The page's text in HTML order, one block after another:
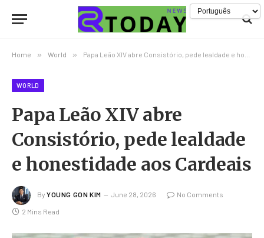
Home » World » Papa Leão XIV abre Consistório, pede lealdade e honestidade aos Cardeais
WORLD
Papa Leão XIV abre
Consistório, pede lealdade
e honestidade aos Cardeais
By YOUNG GON KIM June 28, 2026 No Comments
2 Mins Read